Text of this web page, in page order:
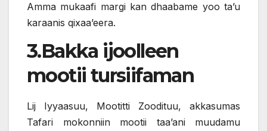
Amma mukaafi margi kan dhaabame yoo ta’u
karaanis qixaa’eera.
3.Bakka ijoolleen
mootii tursiifaman
Lij Iyyaasuu, Mootitti Zoodituu, akkasumas
Tafari mokonniin mootii taa’ani muudamu